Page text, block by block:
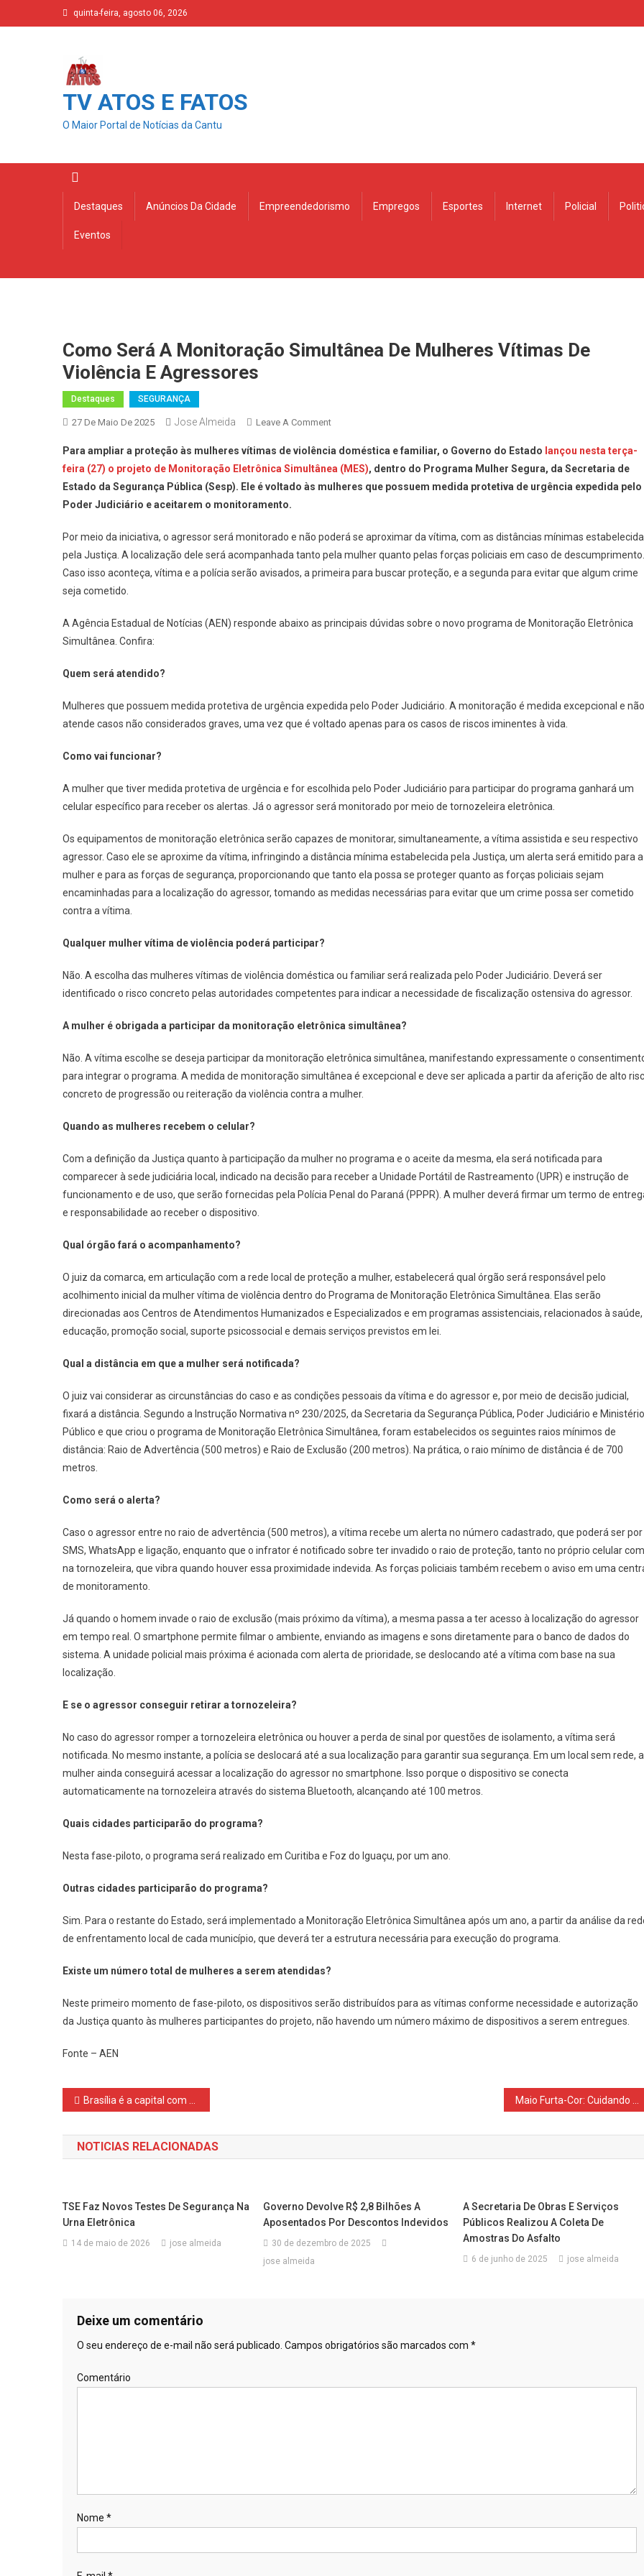
to
quinta-feira, agosto 06, 2026
TV ATOS E FATOS
O Maior Portal de Notícias da Cantu
Destaques Anúncios Da Cidade Empreendedorismo Empregos Esportes Internet Policial
Eventos
Como Será A Monitoração Simultânea De Mulheres Vítimas De
Violência E Agressores
Destaques SEGURANÇA
27 De Maio De 2025 Jose Almeida Leave A CommentOn
Será
A
Monitoração
Mulheres
Vítimas
De
Agressores
Para ampliar a proteção às mulheres vítimas de violência doméstica e familiar, o Governo do Estado lançou nesta terça-
feira (27) o projeto de Monitoração Eletrônica Simultânea (MES), dentro do Programa Mulher Segura, da Secretaria de
Estado da Segurança Pública (Sesp). Ele é voltado às mulheres que possuem medida protetiva de urgência expedida pelo
Poder Judiciário e aceitarem o monitoramento.
Por meio da iniciativa, o agressor será monitorado e não poderá se aproximar da vítima, com as distâncias mínimas
pela Justiça. A localização dele será acompanhada tanto pela mulher quanto pelas forças policiais em caso de descumprimento.
Caso isso aconteça, vítima e a polícia serão avisados, a primeira para buscar proteção, e a segunda para evitar que algum crime
seja cometido.
A Agência Estadual de Notícias (AEN) responde abaixo as principais dúvidas sobre o novo programa de Monitoração Eletrônica
Simultânea. Confira:
Quem será atendido?
Mulheres que possuem medida protetiva de urgência expedida pelo Poder Judiciário. A monitoração é medida excepcional e não
atende casos não considerados graves, uma vez que é voltado apenas para os casos de riscos iminentes à vida.
Como vai funcionar?
A mulher que tiver medida protetiva de urgência e for escolhida pelo Poder Judiciário para participar do programa ganhará um
celular específico para receber os alertas. Já o agressor será monitorado por meio de tornozeleira eletrônica.
Os equipamentos de monitoração eletrônica serão capazes de monitorar, simultaneamente, a vítima assistida e seu respectivo
agressor. Caso ele se aproxime da vítima, infringindo a distância mínima estabelecida pela Justiça, um alerta será emitido para a
mulher e para as forças de segurança, proporcionando que tanto ela possa se proteger quanto as forças policiais sejam
encaminhadas para a localização do agressor, tomando as medidas necessárias para evitar que um crime possa ser cometido
contra a vítima.
Qualquer mulher vítima de violência poderá participar?
Não. A escolha das mulheres vítimas de violência doméstica ou familiar será realizada pelo Poder Judiciário. Deverá ser
identificado o risco concreto pelas autoridades competentes para indicar a necessidade de fiscalização ostensiva do agressor.
A mulher é obrigada a participar da monitoração eletrônica simultânea?
Não. A vítima escolhe se deseja participar da monitoração eletrônica simultânea, manifestando expressamente o
para integrar o programa. A medida de monitoração simultânea é excepcional e deve ser aplicada a partir da aferição de alto
concreto de progressão ou reiteração da violência contra a mulher.
Quando as mulheres recebem o celular?
Com a definição da Justiça quanto à participação da mulher no programa e o aceite da mesma, ela será notificada para
comparecer à sede judiciária local, indicado na decisão para receber a Unidade Portátil de Rastreamento (UPR) e instrução de
funcionamento e de uso, que serão fornecidas pela Polícia Penal do Paraná (PPPR). A mulher deverá firmar um termo de
e responsabilidade ao receber o dispositivo.
Qual órgão fará o acompanhamento?
O juiz da comarca, em articulação com a rede local de proteção a mulher, estabelecerá qual órgão será responsável pelo
acolhimento inicial da mulher vítima de violência dentro do Programa de Monitoração Eletrônica Simultânea. Elas serão
direcionadas aos Centros de Atendimentos Humanizados e Especializados e em programas assistenciais, relacionados à saúde,
educação, promoção social, suporte psicossocial e demais serviços previstos em lei.
Qual a distância em que a mulher será notificada?
O juiz vai considerar as circunstâncias do caso e as condições pessoais da vítima e do agressor e, por meio de decisão judicial,
fixará a distância. Segundo a Instrução Normativa nº 230/2025, da Secretaria da Segurança Pública, Poder Judiciário e Ministério
Público e que criou o programa de Monitoração Eletrônica Simultânea, foram estabelecidos os seguintes raios mínimos de
distância: Raio de Advertência (500 metros) e Raio de Exclusão (200 metros). Na prática, o raio mínimo de distância é de 700
metros.
Como será o alerta?
Caso o agressor entre no raio de advertência (500 metros), a vítima recebe um alerta no número cadastrado, que poderá ser por
SMS, WhatsApp e ligação, enquanto que o infrator é notificado sobre ter invadido o raio de proteção, tanto no próprio celular
na tornozeleira, que vibra quando houver essa proximidade indevida. As forças policiais também recebem o aviso em uma
de monitoramento.
Já quando o homem invade o raio de exclusão (mais próximo da vítima), a mesma passa a ter acesso à localização do agressor
em tempo real. O smartphone permite filmar o ambiente, enviando as imagens e sons diretamente para o banco de dados do
sistema. A unidade policial mais próxima é acionada com alerta de prioridade, se deslocando até a vítima com base na sua
localização.
E se o agressor conseguir retirar a tornozeleira?
No caso do agressor romper a tornozeleira eletrônica ou houver a perda de sinal por questões de isolamento, a vítima será
notificada. No mesmo instante, a polícia se deslocará até a sua localização para garantir sua segurança. Em um local sem rede, a
mulher ainda conseguirá acessar a localização do agressor no smartphone. Isso porque o dispositivo se conecta
automaticamente na tornozeleira através do sistema Bluetooth, alcançando até 100 metros.
Quais cidades participarão do programa?
Nesta fase-piloto, o programa será realizado em Curitiba e Foz do Iguaçu, por um ano.
Outras cidades participarão do programa?
Sim. Para o restante do Estado, será implementado a Monitoração Eletrônica Simultânea após um ano, a partir da análise da
de enfrentamento local de cada município, que deverá ter a estrutura necessária para execução do programa.
Existe um número total de mulheres a serem atendidas?
Neste primeiro momento de fase-piloto, os dispositivos serão distribuídos para as vítimas conforme necessidade e autorização
da Justiça quanto às mulheres participantes do projeto, não havendo um número máximo de dispositivos a serem entregues.
Fonte – AEN
Navegação
de
Post
Brasília é a capital com maior inflação na cesta básica em 6 meses
NOTICIAS RELACIONADAS
TSE Faz Novos Testes De Segurança Na
Urna Eletrônica
14 de maio de 2026 jose almeida
Governo Devolve R$ 2,8 Bilhões A
Aposentados Por Descontos Indevidos
30 de dezembro de 2025
jose almeida
A Secretaria De Obras E Serviços
Públicos Realizou A Coleta De
Amostras Do Asfalto
6 de junho de 2025 jose almeida
Deixe um comentário
O seu endereço de e-mail não será publicado. Campos obrigatórios são marcados com *
Comentário
Nome *